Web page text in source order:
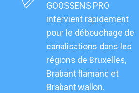
GOOSSENS PRO
intervient rapidement
pour le débouchage de
canalisations dans les
régions de Bruxelles,
Brabant flamand et
Brabant wallon.